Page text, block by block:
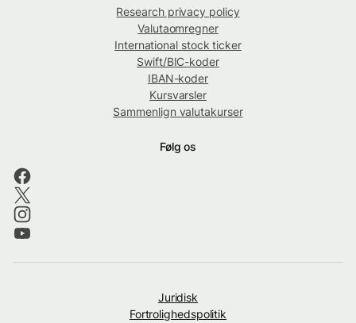
Research privacy policy
Valutaomregner
International stock ticker
Swift/BIC-koder
IBAN-koder
Kursvarsler
Sammenlign valutakurser
Følg os
Juridisk
Fortrolighedspolitik